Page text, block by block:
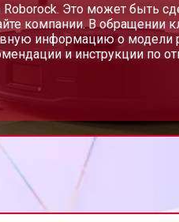
Это может быть
компании. В обращении
информацию о модели
и инструкции по